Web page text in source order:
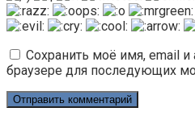
Сохранить моё имя, email и
браузере для последующих